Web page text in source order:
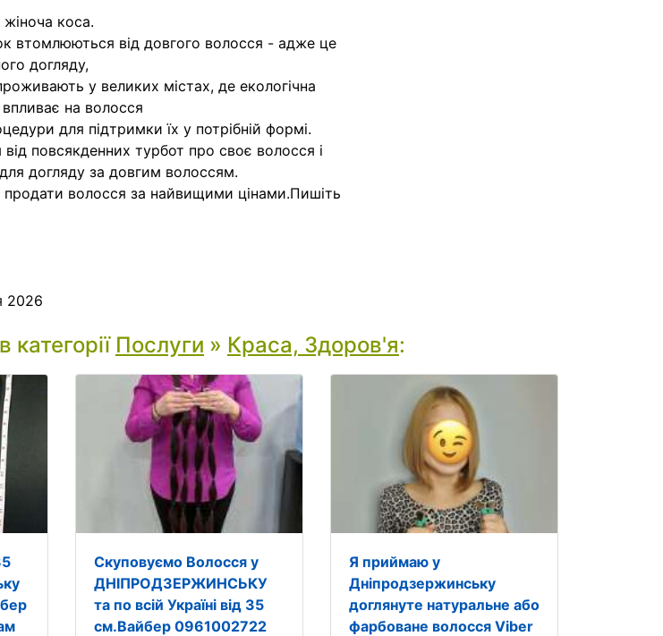
жіноча коса.
втомлюються від довгого волосся - адже це
догляду,
у великих містах, де екологічна
на волосся
для підтримки їх у потрібній формі.
повсякденних турбот про своє волосся і
для догляду за довгим волоссям.
продати волосся за найвищими цінами.Пишіть
2026
категорії Послуги » Краса, Здоров'я:
Скуповуємо Волосся у
ДНІПРОДЗЕРЖИНСЬКУ
та по всій Україні від 35
см.Вайбер 0961002722
Я приймаю у
Дніпродзержинську
доглянуте натуральне або
фарбоване волосся Viber